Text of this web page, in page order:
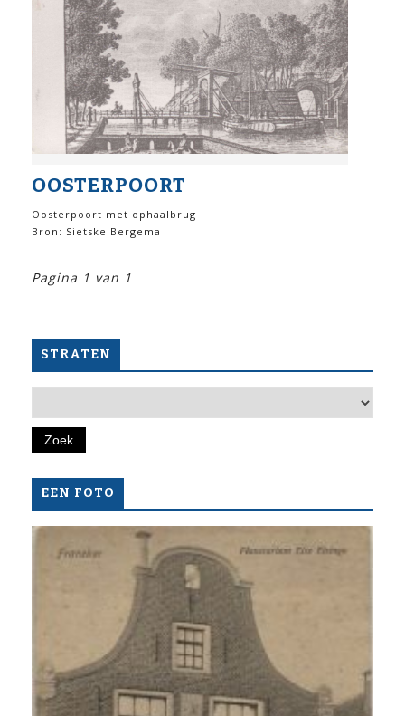
OOSTERPOORT
Oosterpoort met ophaalbrug
Bron: Sietske Bergema
Pagina 1 van 1
STRATEN
EEN FOTO